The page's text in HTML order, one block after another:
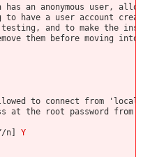
an anonymous user,
to have a user account
and to make the
them before moving into
to connect from
at the root password from
n] Y